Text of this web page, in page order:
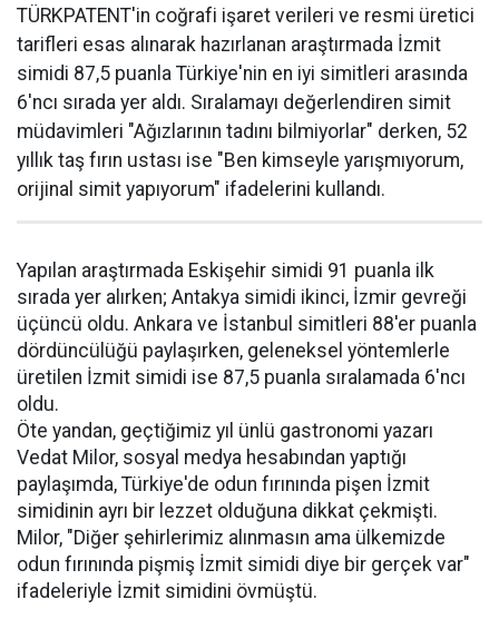
TÜRKPATENT'in coğrafi işaret verileri ve resmi üretici
tarifleri esas alınarak hazırlanan araştırmada İzmit
simidi 87,5 puanla Türkiye'nin en iyi simitleri arasında
6'ncı sırada yer aldı. Sıralamayı değerlendiren simit
müdavimleri "Ağızlarının tadını bilmiyorlar" derken, 52
yıllık taş fırın ustası ise "Ben kimseyle yarışmıyorum,
orijinal simit yapıyorum" ifadelerini kullandı.
Yapılan araştırmada Eskişehir simidi 91 puanla ilk
sırada yer alırken; Antakya simidi ikinci, İzmir gevreği
üçüncü oldu. Ankara ve İstanbul simitleri 88'er puanla
dördüncülüğü paylaşırken, geleneksel yöntemlerle
üretilen İzmit simidi ise 87,5 puanla sıralamada 6'ncı
oldu.
Öte yandan, geçtiğimiz yıl ünlü gastronomi yazarı
Vedat Milor, sosyal medya hesabından yaptığı
paylaşımda, Türkiye'de odun fırınında pişen İzmit
simidinin ayrı bir lezzet olduğuna dikkat çekmişti.
Milor, "Diğer şehirlerimiz alınmasın ama ülkemizde
odun fırınında pişmiş İzmit simidi diye bir gerçek var"
ifadeleriyle İzmit simidini övmüştü.